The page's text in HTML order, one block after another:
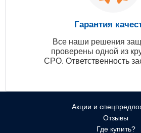
Гарантия
Все наши решения
проверены одной из
СРО. Ответственность
Акции и
Отзывы
Где купить?